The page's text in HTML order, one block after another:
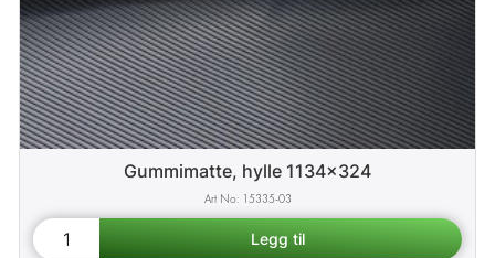
Gummimatte, hylle 1134x324
15335-03